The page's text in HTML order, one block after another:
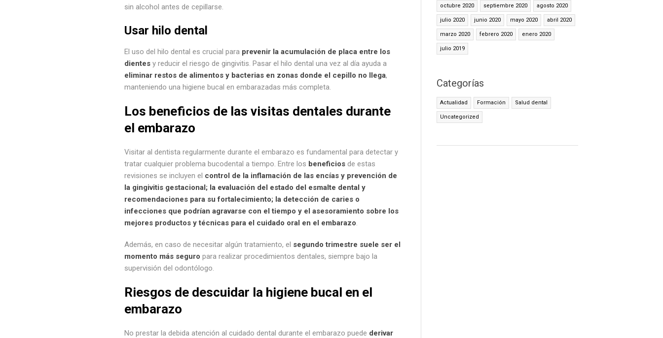
sin alcohol antes de cepillarse.
Usar hilo dental
El uso del hilo dental es crucial para prevenir la acumulación de placa entre los
dientes y reducir el riesgo de gingivitis. Pasar el hilo dental una vez al día ayuda a
eliminar restos de alimentos y bacterias en zonas donde el cepillo no llega,
manteniendo una higiene bucal en embarazadas más completa.
Los beneficios de las visitas dentales durante
el embarazo
Visitar al dentista regularmente durante el embarazo es fundamental para detectar y
tratar cualquier problema bucodental a tiempo. Entre los beneficios de estas
revisiones se incluyen el control de la inflamación de las encías y prevención de
la gingivitis gestacional; la evaluación del estado del esmalte dental y
recomendaciones para su fortalecimiento; la detección de caries o
infecciones que podrían agravarse con el tiempo y el asesoramiento sobre los
mejores productos y técnicas para el cuidado oral en el embarazo
Además, en caso de necesitar algún tratamiento, el segundo trimestre suele ser el
momento más seguro para realizar procedimientos dentales, siempre bajo la
supervisión del odontólogo.
Riesgos de descuidar la higiene bucal en el
embarazo
No prestar la debida atención al cuidado dental durante el embarazo puede derivar
octubre 2020 septiembre 2020 agosto 2020
julio 2020 junio 2020 mayo 2020 abril 2020
marzo 2020 febrero 2020 enero 2020
julio 2019
Categorías
Actualidad Formación Salud dental
Uncategorized